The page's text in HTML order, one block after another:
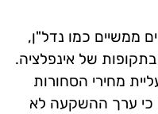
ממשיים כמו נדל"ן,
של אינפלציה.
מחירי הסחורות
כי ערך ההשקעה לא